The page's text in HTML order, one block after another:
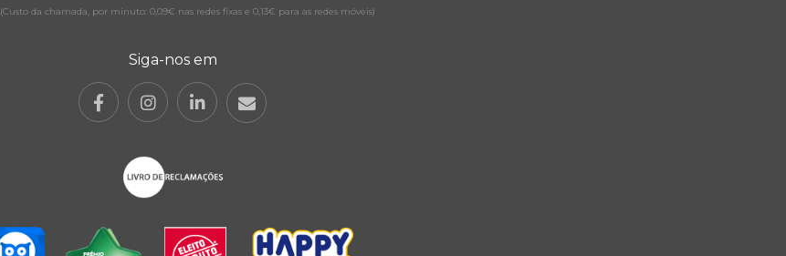
(Custo da chamada, por minuto: 0,09€ nas redes fixas e 0,13€ para as redes móveis)
Siga-nos em